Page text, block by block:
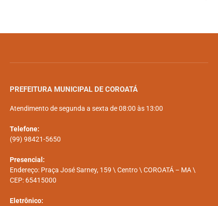
PREFEITURA MUNICIPAL DE COROATÁ
Atendimento de segunda a sexta de 08:00 às 13:00
Telefone:
(99) 98421-5650
Presencial:
Endereço: Praça José Sarney, 159 \ Centro \ COROATÁ – MA \
CEP: 65415000
Eletrônico: